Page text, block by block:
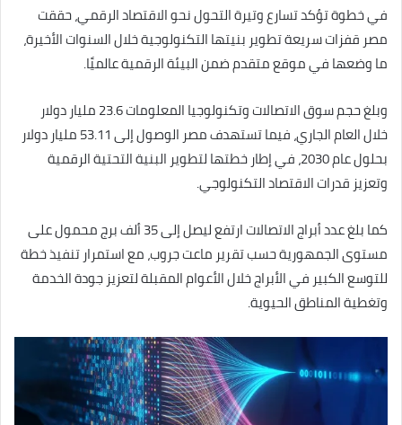
في خطوة تؤكد تسارع وتيرة التحول نحو الاقتصاد الرقمي، حققت
مصر قفزات سريعة تطوير بنيتها التكنولوجية خلال السنوات الأخيرة،
ما وضعها في موقع متقدم ضمن البيئة الرقمية عالميًا.
وبلغ حجم سوق الاتصالات وتكنولوجيا المعلومات 23.6 مليار دولار
خلال العام الجاري، فيما تستهدف مصر الوصول إلى 53.11 مليار دولار
بحلول عام 2030، في إطار خطتها لتطوير البنية التحتية الرقمية
وتعزيز قدرات الاقتصاد التكنولوجي.
كما بلغ عدد أبراج الاتصالات ارتفع ليصل إلى 35 ألف برج محمول على
مستوى الجمهورية حسب تقرير ماعت جروب، مع استمرار تنفيذ خطة
للتوسع الكبير في الأبراج خلال الأعوام المقبلة لتعزيز جودة الخدمة
وتغطية المناطق الحيوية.